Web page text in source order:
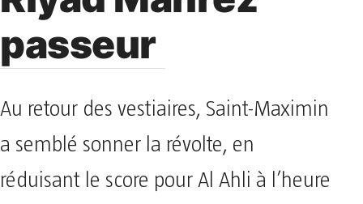
passeur
Au retour des vestiaires, Saint-Maximin
a semblé sonner la révolte, en
réduisant le score pour Al Ahli à l’heure